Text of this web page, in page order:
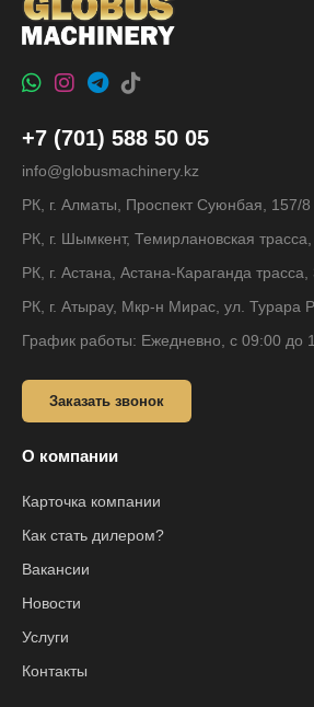
+7 (701) 588 50 05
info@globusmachinery.kz
РК, г. Алматы, Проспект Суюнбая, 157/8
РК, г. Шымкент, Темирлановская
РК, г. Астана, Астана-Караганда трасса,
РК, г. Атырау, Мкр-н Мирас, ул. Турара
График работы: Ежедневно, с 09:00 до
Заказать звонок
О компании
Карточка компании
Как стать дилером?
Вакансии
Новости
Услуги
Контакты